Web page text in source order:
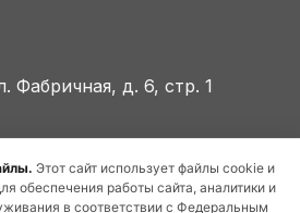
Этот сайт использует файлы cookie и
обеспечения работы сайта, аналитики и
в соответствии с Федеральным
Фабричная, д. 6, стр. 1